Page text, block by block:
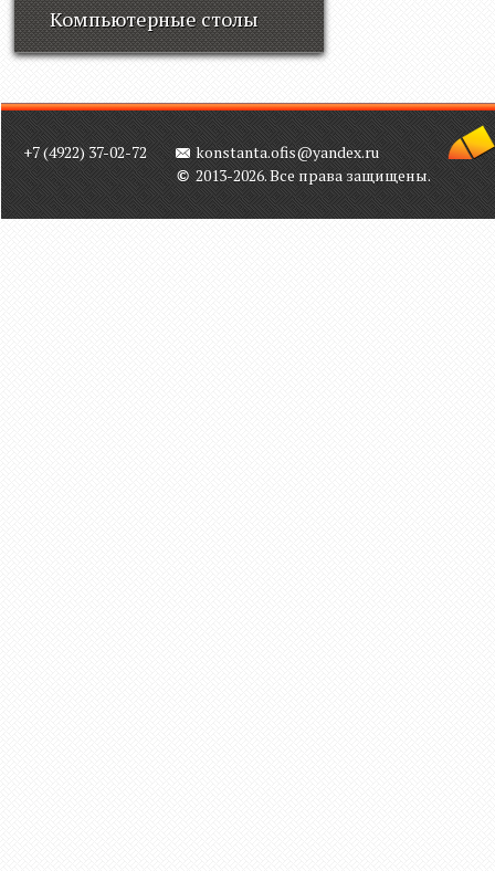
Компьютерные столы
+7 (4922) 37-02-72
konstanta.ofis@yandex.ru
2013-2026. Все права защищены.